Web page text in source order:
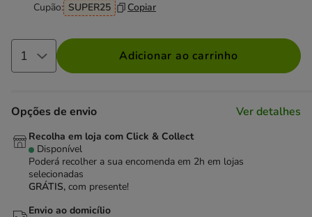
Cupão: SUPER25 Copiar
Adicionar ao carrinho
Opções de envio Ver detalhes
Recolha em loja com Click & Collect
Disponível
Poderá recolher a sua encomenda em 2h em lojas
selecionadas
GRÁTIS, com presente!
Envio ao domicílio